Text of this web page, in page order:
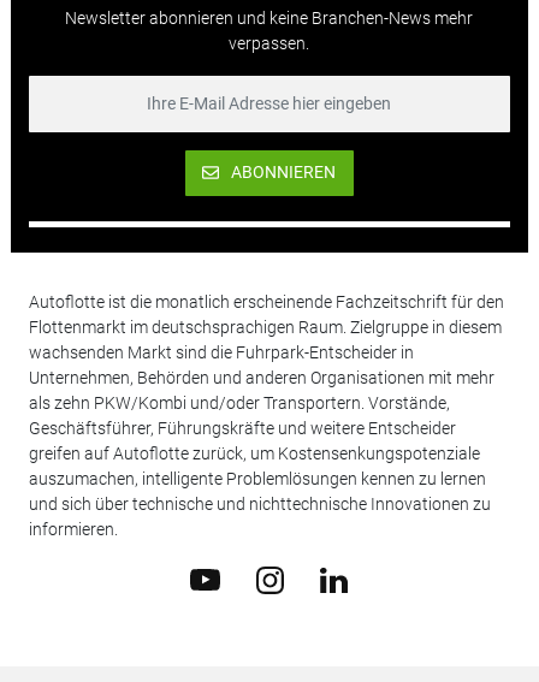
Newsletter abonnieren und keine Branchen-News mehr
verpassen.
ABONNIEREN
Autoflotte ist die monatlich erscheinende Fachzeitschrift für den
Flottenmarkt im deutschsprachigen Raum. Zielgruppe in diesem
wachsenden Markt sind die Fuhrpark-Entscheider in
Unternehmen, Behörden und anderen Organisationen mit mehr
als zehn PKW/Kombi und/oder Transportern. Vorstände,
Geschäftsführer, Führungskräfte und weitere Entscheider
greifen auf Autoflotte zurück, um Kostensenkungspotenziale
auszumachen, intelligente Problemlösungen kennen zu lernen
und sich über technische und nichttechnische Innovationen zu
informieren.